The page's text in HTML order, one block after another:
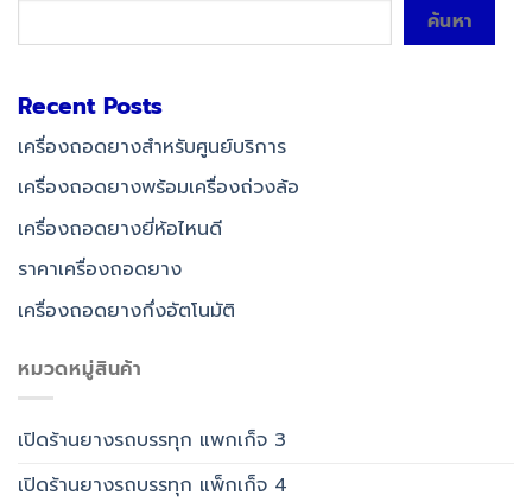
ค้นหา
Recent Posts
เครื่องถอดยางสำหรับศูนย์บริการ
เครื่องถอดยางพร้อมเครื่องถ่วงล้อ
เครื่องถอดยางยี่ห้อไหนดี
ราคาเครื่องถอดยาง
เครื่องถอดยางกึ่งอัตโนมัติ
หมวดหมู่สินค้า
เปิดร้านยางรถบรรทุก แพกเก็จ 3
เปิดร้านยางรถบรรทุก แพ็กเก็จ 4